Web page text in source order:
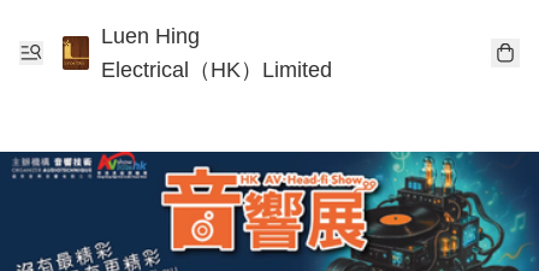
Luen Hing
Electrical（HK）Limited